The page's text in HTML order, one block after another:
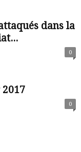
dans la
0
0